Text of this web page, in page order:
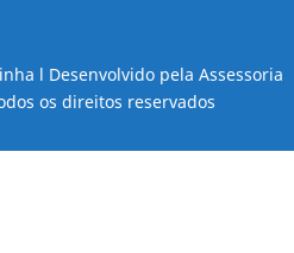
l Desenvolvido pela Assessoria
os direitos reservados